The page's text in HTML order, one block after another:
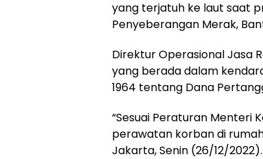
yang terjatuh ke laut saat
Penyeberangan Merak,
Direktur Operasional Jasa
yang berada dalam
1964 tentang Dana
“Sesuai Peraturan Menteri
perawatan korban di
Jakarta, Senin (26/12/2022).